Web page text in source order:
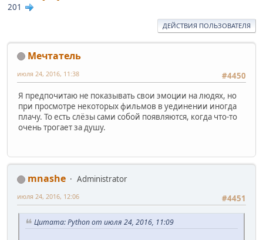
201
ДЕЙСТВИЯ ПОЛЬЗОВАТЕЛЯ
Мечтатель
#4450
июля 24, 2016, 11:38
Я предпочитаю не показывать свои эмоции на людях, но
при просмотре некоторых фильмов в уединении иногда
плачу. То есть слёзы сами собой появляются, когда что-то
очень трогает за душу.
mnashe
Administrator
#4451
июля 24, 2016, 12:06
Цитата: Python от июля 24, 2016, 11:09